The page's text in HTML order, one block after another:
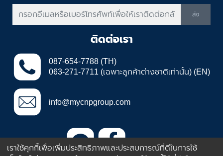
ส่ง
ติดต่อเรา
087-654-7788 (TH)
063-271-7711 (เฉพาะลูกค้าต่างชาติเท่านั้น) (EN)
info@mycnpgroup.com
เราใช้คุกกี้เพื่อเพิ่มประสิทธิภาพและประสบการณ์ที่ดีในการใช้